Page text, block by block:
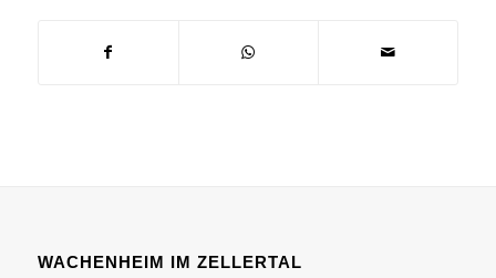
WACHENHEIM IM ZELLERTAL